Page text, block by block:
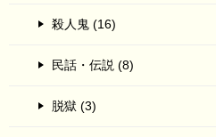
殺人鬼 (16)
民話・伝説 (8)
脱獄 (3)